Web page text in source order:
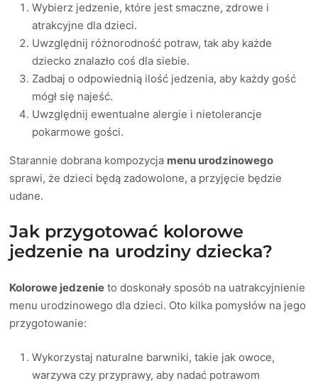
Wybierz jedzenie, które jest smaczne, zdrowe i
atrakcyjne dla dzieci.
Uwzględnij różnorodność potraw, tak aby każde
dziecko znalazło coś dla siebie.
Zadbaj o odpowiednią ilość jedzenia, aby każdy gość
mógł się najeść.
Uwzględnij ewentualne alergie i nietolerancje
pokarmowe gości.
Starannie dobrana kompozycja menu urodzinowego
sprawi, że dzieci będą zadowolone, a przyjęcie będzie
udane.
Jak przygotować kolorowe
jedzenie na urodziny dziecka?
Kolorowe jedzenie to doskonały sposób na uatrakcyjnienie
menu urodzinowego dla dzieci. Oto kilka pomysłów na jego
przygotowanie:
Wykorzystaj naturalne barwniki, takie jak owoce,
warzywa czy przyprawy, aby nadać potrawom